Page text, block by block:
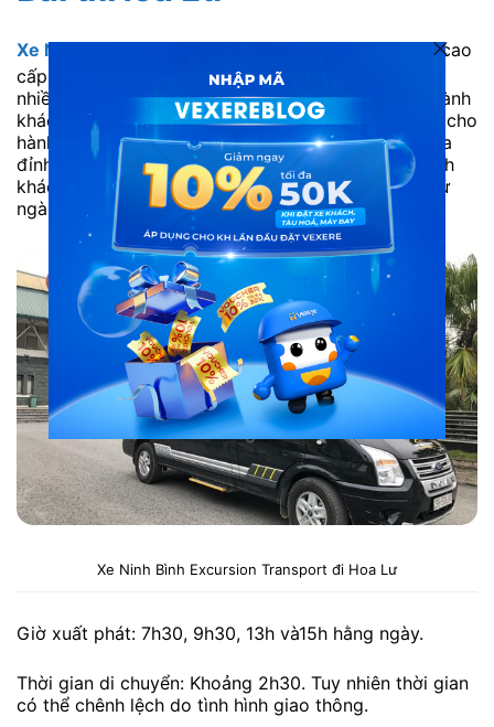
Xe Ninh Bình Excursion Transport
là xe limousine cao
cấp 9 chỗ. Loại xe đời mới, nội thất được trang bị
nhiều tiện nghi hiện đại, phục vụ các nhu cầu của hành
khách. Ninh Bình Excursion Transport sẽ mang đến cho
hành khách những trải nghiệm HOÀN TOÀN MỚI của
đỉnh cao về tiện ích. Hứa hẹn sẽ mang đến cho hành
khách những trải nghiệm chưa từng có trong lịch sử
ngành vận chuyển khách VIP tại Việt Nam.
Xe Ninh Bình Excursion Transport đi Hoa Lư
Giờ xuất phát: 7h30, 9h30, 13h và15h hằng ngày.
Thời gian di chuyển: Khoảng 2h30. Tuy nhiên thời gian
có thể chênh lệch do tình hình giao thông.